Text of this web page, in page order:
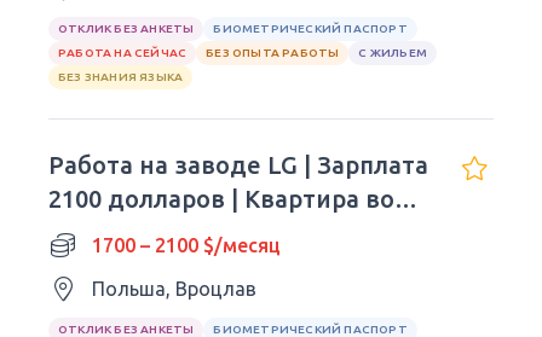
ОТКЛИК БЕЗ АНКЕТЫ
БИОМЕТРИЧЕСКИЙ ПАСПОРТ
РАБОТА НА СЕЙЧАС
БЕЗ ОПЫТА РАБОТЫ
С ЖИЛЬЕМ
БЕЗ ЗНАНИЯ ЯЗЫКА
Работа на заводе LG | Зарплата
2100 долларов | Квартира во
Вроцлаве
1700 – 2100 $/месяц
Польша, Вроцлав
ОТКЛИК БЕЗ АНКЕТЫ
БИОМЕТРИЧЕСКИЙ ПАСПОРТ